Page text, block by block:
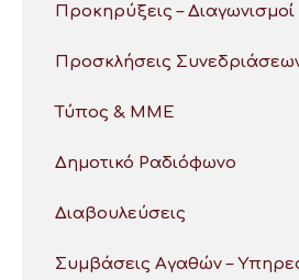
Προκηρύξεις – Διαγωνισμοί
Προσκλήσεις
Τύπος & ΜΜΕ
Δημοτικό Ραδιόφωνο
Διαβουλεύσεις
Συμβάσεις Αγαθών –